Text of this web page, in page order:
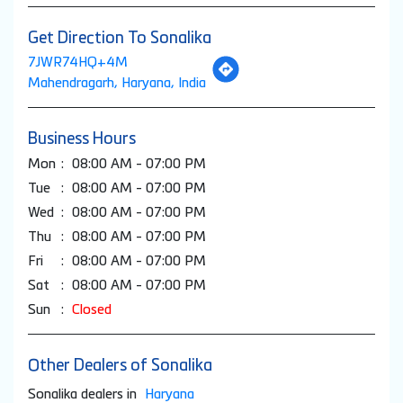
Get Direction To Sonalika
7JWR74HQ+4M
Mahendragarh, Haryana, India
Business Hours
Mon
08:00 AM - 07:00 PM
Tue
08:00 AM - 07:00 PM
Wed
08:00 AM - 07:00 PM
Thu
08:00 AM - 07:00 PM
Fri
08:00 AM - 07:00 PM
Sat
08:00 AM - 07:00 PM
Sun
Closed
Other Dealers of Sonalika
Sonalika dealers in Haryana